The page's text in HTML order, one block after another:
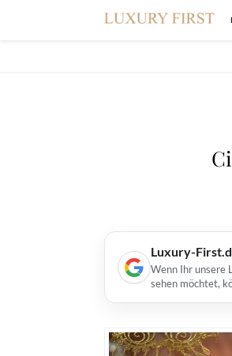
Luxury-
Wenn Ihr unsere
sehen möchtet,